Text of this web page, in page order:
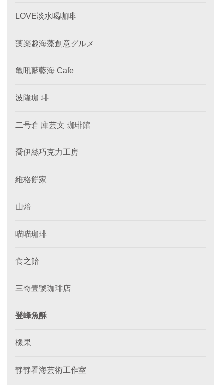
LOVE淡水喝咖啡
藻楽趣海藻創意グルメ
亀吼藍藍海 Cafe
波隆珈 琲
二号倉 庫芸文 珈琲館
喬伊絲巧克力工房
維格餅家
山焙
喵喵珈琲
食之飴
三奇壹號珈琲店
登峰魚酥
橡果
静静看海芸術工作室